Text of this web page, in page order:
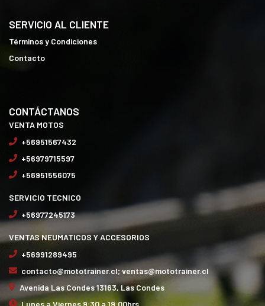
SERVICIO AL CLIENTE
Términos y Condiciones
Contacto
CONTÁCTANOS
VENTA MOTOS
+56951567432
+56979715597
+56951556075
SERVICIO TECNICO
+56977245173
VENTAS NEUMATICOS Y ACCESORIOS
+56991289495
contacto@mototrainer.cl; ventas@mototrainer.cl
Avenida Las Condes 13163, Las Condes